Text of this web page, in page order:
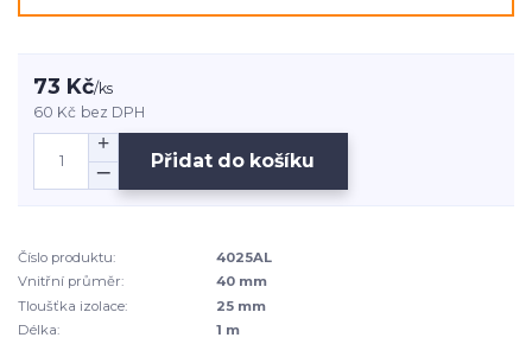
73 Kč/ks
60 Kč bez DPH
Přidat do košíku
Číslo produktu:
4025AL
Vnitřní průměr:
40 mm
Tloušťka izolace:
25 mm
Délka:
1 m